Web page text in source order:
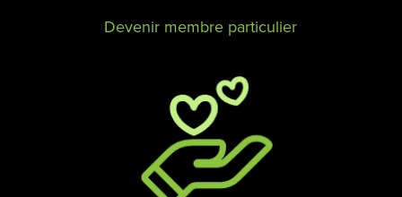
Devenir membre particulier